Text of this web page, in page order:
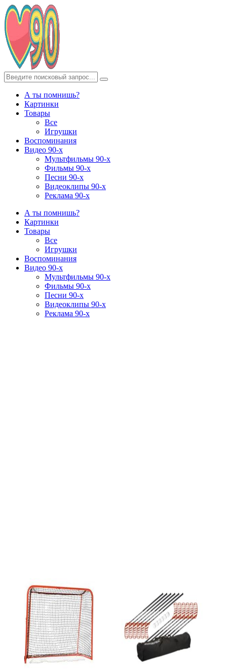
А ты помнишь?
Картинки
Товары
Все
Игрушки
Воспоминания
Видео 90-х
Мультфильмы 90-х
Фильмы 90-х
Песни 90-х
Видеоклипы 90-х
Реклама 90-х
А ты помнишь?
Картинки
Товары
Все
Игрушки
Воспоминания
Видео 90-х
Мультфильмы 90-х
Фильмы 90-х
Песни 90-х
Видеоклипы 90-х
Реклама 90-х